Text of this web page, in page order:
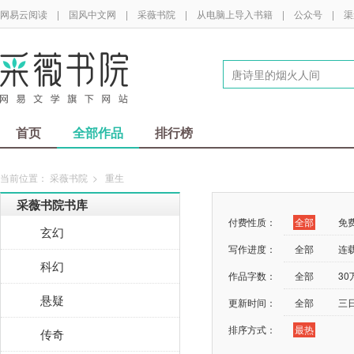
网易云阅读 | 国风中文网 | 采薇书院 | 从电脑上导入书籍 | 公众号 |
首页 全部作品 排行榜
当前位置： 采薇书院 > 重生
采薇书院书库
玄幻
科幻
悬疑
传奇
付费性质： 全部
免
写作进度：
全部
连
作品字数：
全部
30
更新时间：
全部
三
排序方式：
最热